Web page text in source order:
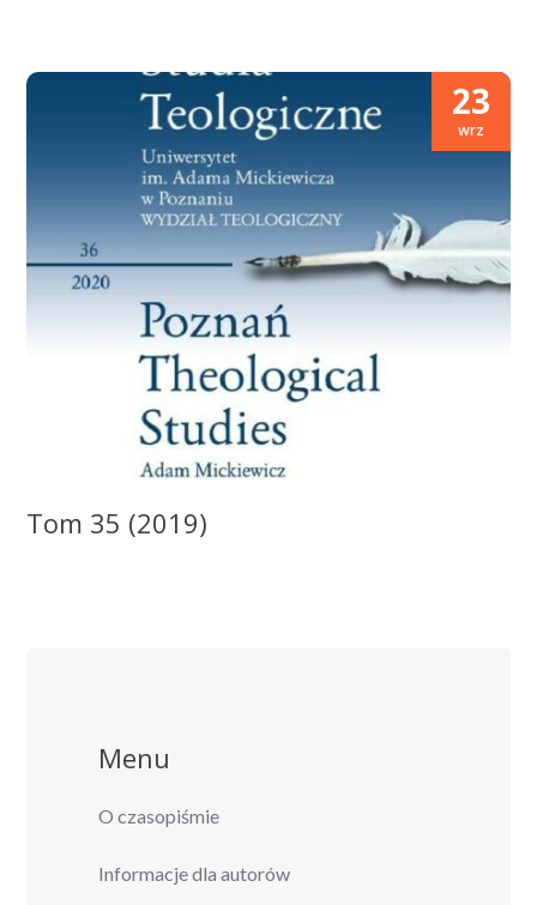
23
wrz
Tom 35 (2019)
Menu
O czasopiśmie
Informacje dla autorów